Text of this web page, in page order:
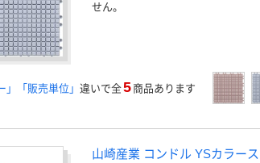
せん。
」「販売単位」 違いで全5 商品あります
山崎産業 コンドル YSカラー